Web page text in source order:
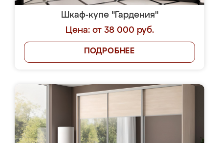
Шкаф-купе "Гардения"
Цена: от 38 000 руб.
ПОДРОБНЕЕ